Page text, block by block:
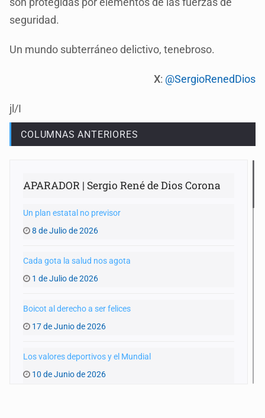
seguridad.
Un mundo subterráneo delictivo, tenebroso.
X: @SergioRenedDios
jl/I
COLUMNAS ANTERIORES
APARADOR | Sergio René de Dios Corona
Un plan estatal no previsor
8 de Julio de 2026
Cada gota la salud nos agota
1 de Julio de 2026
Boicot al derecho a ser felices
17 de Junio de 2026
Los valores deportivos y el Mundial
10 de Junio de 2026